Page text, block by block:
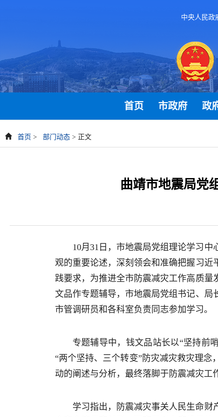
中央人民政
首页 市政府 政
首页 > 部门动态 > 正文
曲靖市地震局党
10月31日，市地震局党组理论学习
观的重要论述，深刻领会和准确把握习
践要求，为推进全市防震减灾工作高质
文品作专题辅导，市地震局党组书记、
市管调研员和各科室负责同志参加学习。
专题辅导中，钱文品站长以“坚持前
“两个坚持、三个转变”防灾减灾救灾理
动的阐述与分析，最终落脚于防震减灾工
学习指出，防震减灾事关人民生命